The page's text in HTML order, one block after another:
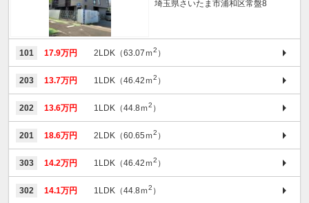
埼玉県さいたま市浦和区常盤8
101 17.9万円 2LDK（63.07ｍ2 ）
203 13.7万円 1LDK（46.42ｍ2 ）
202 13.6万円 1LDK（44.8ｍ2 ）
201 18.6万円 2LDK（60.65ｍ2 ）
303 14.2万円 1LDK（46.42ｍ2 ）
302 14.1万円 1LDK（44.8ｍ2 ）